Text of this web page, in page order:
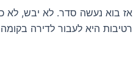
אז בוא נעשה סדר. לא יבש, לא
רטיבות היא לעבור לדירה בקומה 38 במדבר. למידע על